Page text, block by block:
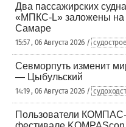
Два пассажирских
«МПКС-L» заложены на
Самаре
15:57 , 06 Августа 2026 /
Севморпуть изменит
— Цыбульский
14:19 , 06 Августа 2026 /
Пользователи КОМПАС-